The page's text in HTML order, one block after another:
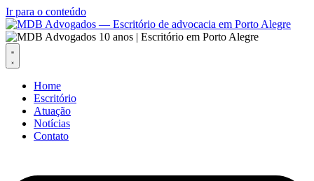
Ir para o conteúdo
Home
Escritório
Atuação
Notícias
Contato